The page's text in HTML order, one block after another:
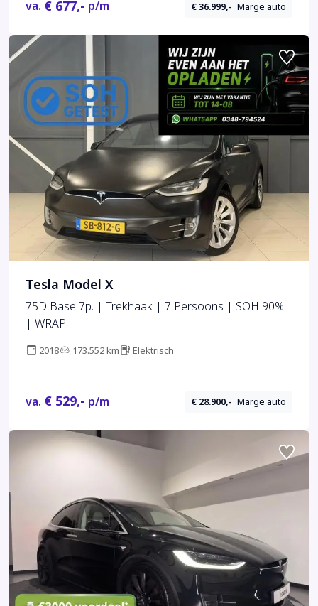
va. € 677,- p/m € 36.999,- Marge auto
Tesla Model X
75D Base 7p. | Trekhaak | 7 Persoons | SOH 90%
| WRAP |
2018 173.552 km Elektrisch
va. € 529,- p/m € 28.900,- Marge auto